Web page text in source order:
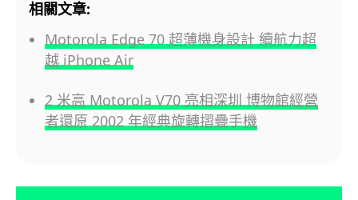
相關文章:
Motorola Edge 70 超薄機身設計 續航力超
越 iPhone Air
2 米高 Motorola V70 亮相深圳 博物館經營
者還原 2002 年經典旋轉摺疊手機